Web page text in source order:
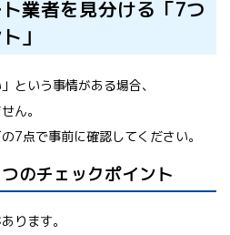
業者を見分ける「7つ
」
という事情がある場合、
ん。
7点で事前に確認してください。
のチェックポイント
ります。